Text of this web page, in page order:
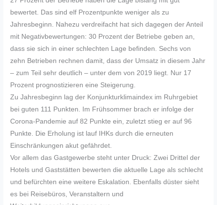
bewertet. Das sind elf Prozentpunkte weniger als zu
Jahresbeginn. Nahezu verdreifacht hat sich dagegen der Anteil
mit Negativbewertungen: 30 Prozent der Betriebe geben an,
dass sie sich in einer schlechten Lage befinden. Sechs von
zehn Betrieben rechnen damit, dass der Umsatz in diesem Jahr
– zum Teil sehr deutlich – unter dem von 2019 liegt. Nur 17
Prozent prognostizieren eine Steigerung.
Zu Jahresbeginn lag der Konjunkturklimaindex im Ruhrgebiet
bei guten 111 Punkten. Im Frühsommer brach er infolge der
Corona-Pandemie auf 82 Punkte ein, zuletzt stieg er auf 96
Punkte. Die Erholung ist lauf IHKs durch die erneuten
Einschränkungen akut gefährdet.
Vor allem das Gastgewerbe steht unter Druck: Zwei Drittel der
Hotels und Gaststätten bewerten die aktuelle Lage als schlecht
und befürchten eine weitere Eskalation. Ebenfalls düster sieht
es bei Reisebüros, Veranstaltern und